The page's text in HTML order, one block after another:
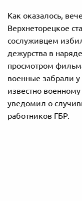
Как оказалось,
Верхнеторецкое
сослуживцем
дежурства в
просмотром
военные забрали
известно
уведомил о
работников ГБР.